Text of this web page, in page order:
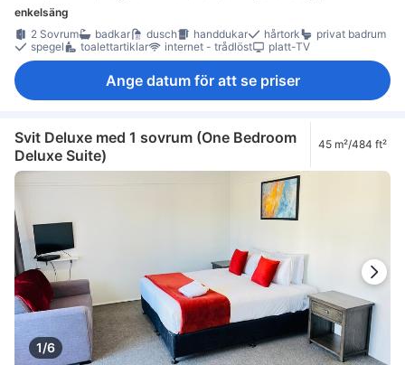
enkelsäng
2 Sovrum
badkar dusch handdukar hårtork
privat badrum
spegel
toalettartiklar internet - trådlöst platt-TV
Ange datum för att se priser
Svit Deluxe med 1 sovrum (One Bedroom
Deluxe Suite)
45 m²/484 ft²
1/6